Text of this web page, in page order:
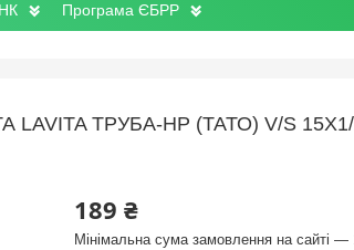
Програма ЄБРР
LAVITA ТРУБА-НР (ТАТО) V/S
189 ₴
Мінімальна сума замовлення на сайті —